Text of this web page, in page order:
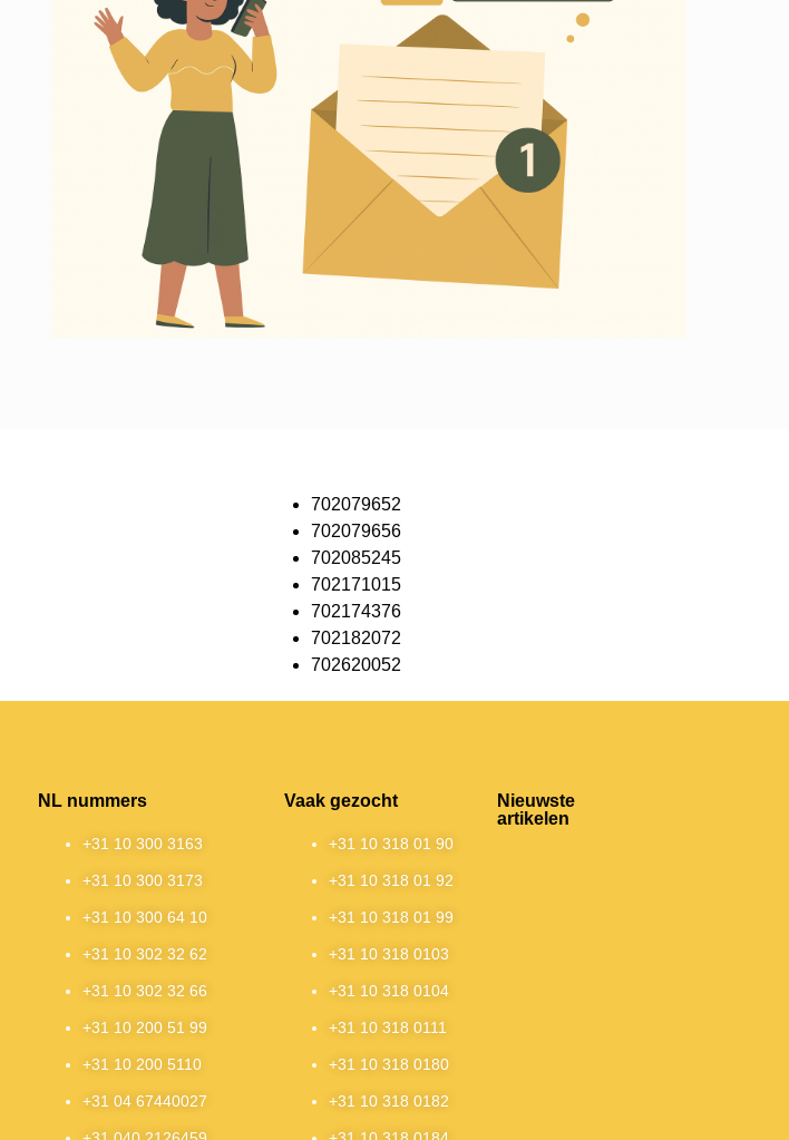
702079652
702079656
702085245
702171015
702174376
702182072
702620052
NL nummers
+31 10 300 3163
+31 10 300 3173
+31 10 300 64 10
+31 10 302 32 62
+31 10 302 32 66
+31 10 200 51 99
+31 10 200 5110
+31 04 67440027
Vaak gezocht
+31 10 318 01 90
+31 10 318 01 92
+31 10 318 01 99
+31 10 318 0103
+31 10 318 0104
+31 10 318 0111
+31 10 318 0180
+31 10 318 0182
Nieuwste
artikelen